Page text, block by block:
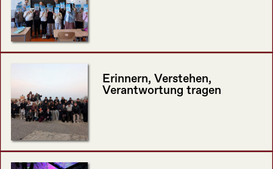
Erinnern, Verstehen,
Verantwortung tragen